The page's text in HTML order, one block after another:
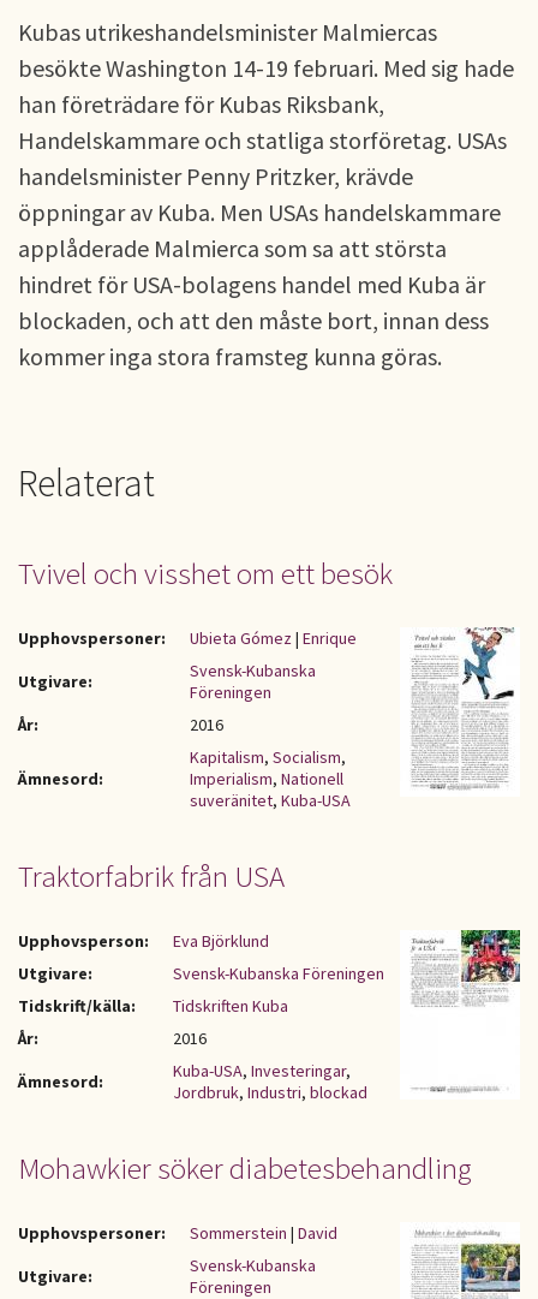
Kubas utrikeshandelsminister Malmiercas
besökte Washington 14-19 februari. Med sig hade
han företrädare för Kubas Riksbank,
Handelskammare och statliga storföretag. USAs
handelsminister Penny Pritzker, krävde
öppningar av Kuba. Men USAs handelskammare
applåderade Malmierca som sa att största
hindret för USA-bolagens handel med Kuba är
blockaden, och att den måste bort, innan dess
kommer inga stora framsteg kunna göras.
Relaterat
Tvivel och visshet om ett besök
Upphovspersoner: Ubieta Gómez| Enrique
Utgivare:
Svensk-Kubanska
Föreningen
År:
2016
Ämnesord:
Kapitalism, Socialism,
Imperialism, Nationell
suveränitet, Kuba-USA
Traktorfabrik från USA
Upphovsperson:
Eva Björklund
Utgivare:
Svensk-Kubanska Föreningen
Tidskrift/källa:
Tidskriften Kuba
År:
2016
Ämnesord:
Kuba-USA, Investeringar,
Jordbruk, Industri, blockad
Mohawkier söker diabetesbehandling
Upphovspersoner: Sommerstein | David
Utgivare:
Svensk-Kubanska
Föreningen